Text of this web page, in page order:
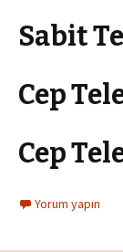
Sabit
Cep
Cep
Yorum yapın